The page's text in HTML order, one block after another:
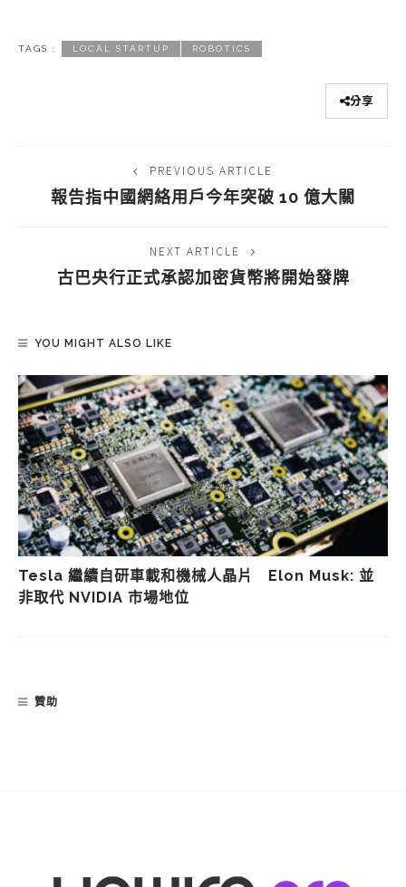
TAGS : LOCAL STARTUP ROBOTICS
分享
PREVIOUS ARTICLE
報告指中國網絡用戶今年突破 10 億大關
NEXT ARTICLE
古巴央行正式承認加密貨幣將開始發牌
YOU MIGHT ALSO LIKE
Tesla 繼續自研車載和機械人晶片 Elon Musk: 並
非取代 NVIDIA 市場地位
贊助